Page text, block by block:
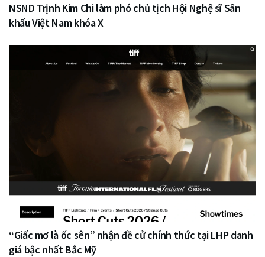
NSND Trịnh Kim Chi làm phó chủ tịch Hội Nghệ sĩ Sân
khấu Việt Nam khóa X
“Giấc mơ là ốc sên” nhận đề cử chính thức tại LHP danh
giá bậc nhất Bắc Mỹ